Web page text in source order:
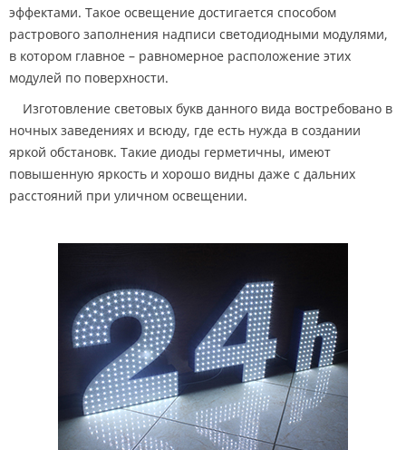
эффектами. Такое освещение достигается способом
растрового заполнения надписи светодиодными модулями,
в котором главное – равномерное расположение этих
модулей по поверхности.
Изготовление световых букв данного вида востребовано в
ночных заведениях и всюду, где есть нужда в создании
яркой обстановк. Такие диоды герметичны, имеют
повышенную яркость и хорошо видны даже с дальних
расстояний при уличном освещении.